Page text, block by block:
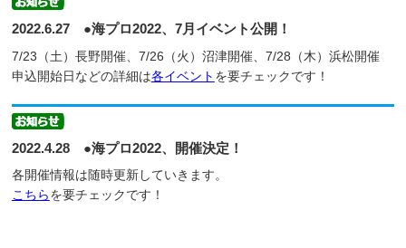
2022.6.27 ●海プロ2022、7月イベント公開！
7/23（土）長野開催、7/26（火）沼津開催、7/28（木）浜松開催
申込開始日などの詳細は各イベント を要チェックです！
2022.4.28 ●海プロ2022、開催決定！
各開催情報は随時更新していきます。
こちらを要チェックです！